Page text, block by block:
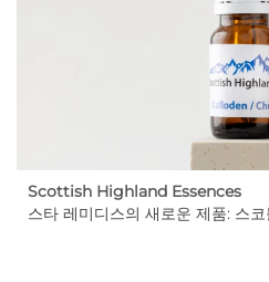
Scottish Highland Essences
스타 레미디스의 새로운 제품: 스